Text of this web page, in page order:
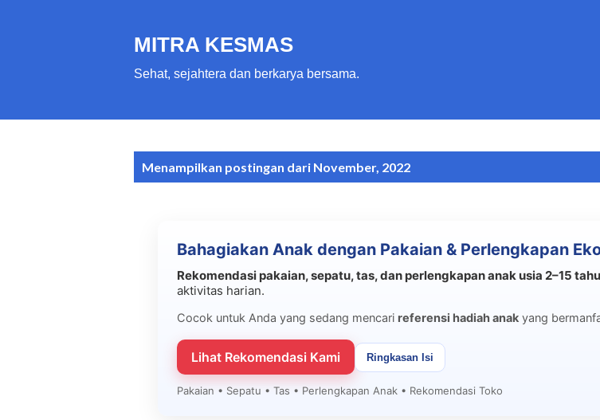
MITRA KESMAS
Sehat, sejahtera dan berkarya bersama.
Menampilkan postingan dari November, 2022
Bahagiakan Anak dengan Pakaian & Perlengkapan
Rekomendasi pakaian, sepatu, tas, dan perlengkapan anak usia 2–15
aktivitas harian.
Cocok untuk Anda yang sedang mencari referensi hadiah anak yang
Lihat Rekomendasi Kami Ringkasan Isi
Pakaian • Sepatu • Tas • Perlengkapan Anak • Rekomendasi Toko